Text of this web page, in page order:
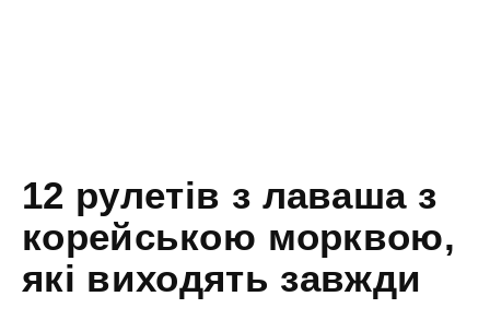
12 рулетів з лаваша з
корейською морквою,
які виходять завжди